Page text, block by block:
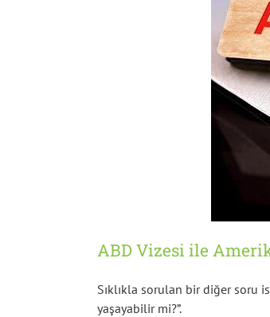
ABD Vizesi ile
Sıklıkla sorulan bir diğer soru
yaşayabilir mi?”.